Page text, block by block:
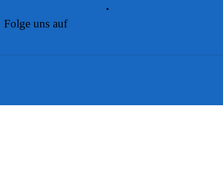
Folge uns auf